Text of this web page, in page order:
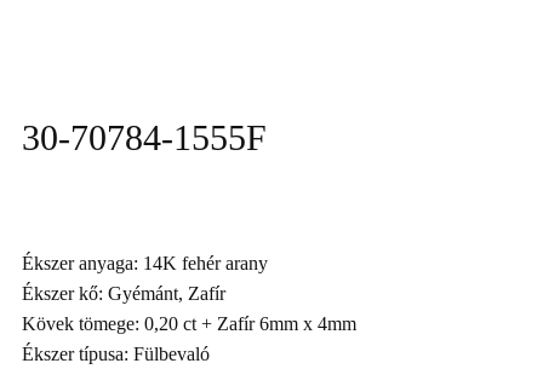
30-70784-1555F
Ékszer anyaga: 14K fehér arany
Ékszer kő: Gyémánt, Zafír
Kövek tömege: 0,20 ct + Zafír 6mm x 4mm
Ékszer típusa: Fülbevaló